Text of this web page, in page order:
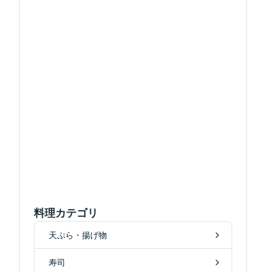
料理カテゴリ
天ぷら・揚げ物
寿司